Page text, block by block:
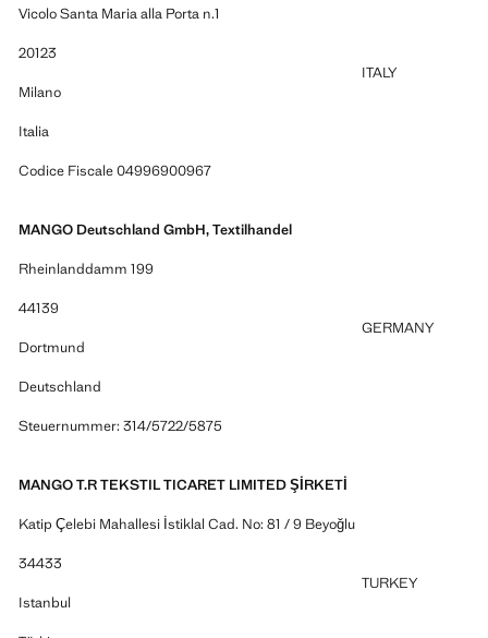
Vicolo Santa Maria alla Porta n.1
20123
Milano
Italia
Codice Fiscale 04996900967
ITALY
MANGO Deutschland GmbH, Textilhandel
Rheinlanddamm 199
44139
Dortmund
Deutschland
Steuernummer: 314/5722/5875
GERMANY
MANGO T.R TEKSTIL TICARET LIMITED ŞİRKETİ
Katip Çelebi Mahallesi İstiklal Cad. No: 81 / 9 Beyoğlu
34433
Istanbul
TURKEY